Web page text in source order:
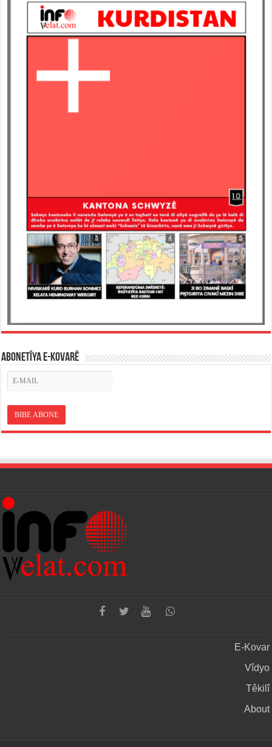
ABONETÎYA E-KOVARÊ
E-Kovar
Vîdyo
Têkilî
About